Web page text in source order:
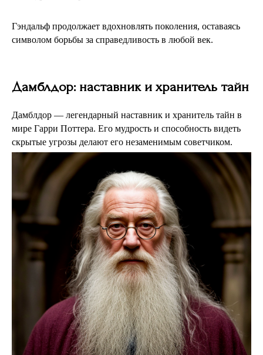
Гэндальф продолжает вдохновлять поколения, оставаясь
символом борьбы за справедливость в любой век.
Дамблдор: наставник и хранитель тайн
Дамблдор — легендарный наставник и хранитель тайн в
мире Гарри Поттера. Его мудрость и способность видеть
скрытые угрозы делают его незаменимым советчиком.